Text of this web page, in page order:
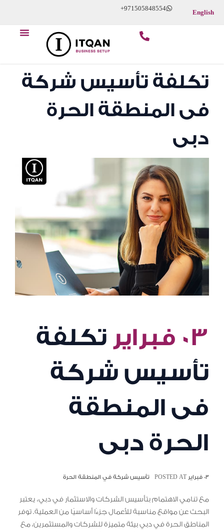
content
English
+971505848554
Menu
تكلفة تأسيس شركة
فى المنطقة الحرة
دبى
٠٣ فبراير
تكلفة
تأسيس شركة
فى المنطقة
الحرة دبى
٠٣ فبراير POSTED AT تأسيس شركة في المنطقة الحرة
مع تنامي الاهتمام بتأسيس الشركات والاستثمار في دبي، يعتبر
البحث عن مواقع مناسبة للأعمال جزءًا أساسيًا من العملية. توفر
المناطق الحرة في دبي بيئة متميزة للشركات والمستثمرين، مع